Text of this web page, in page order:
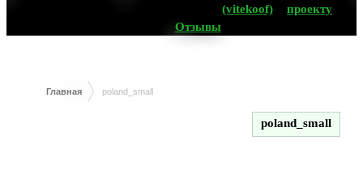
(vitekoof)
проекту
Отзывы
Главная poland_small
poland_small